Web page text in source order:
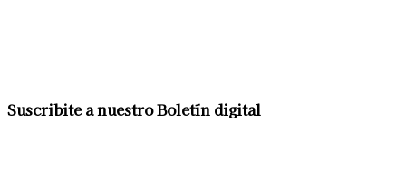
Suscribite a nuestro Boletín digital